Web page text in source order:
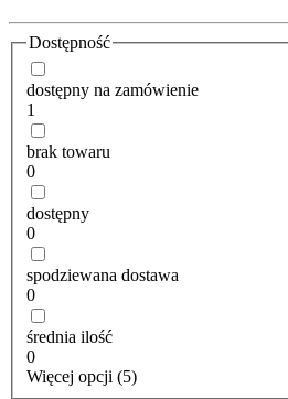
Dostępność
dostępny na zamówienie
1
brak towaru
0
dostępny
0
spodziewana dostawa
0
średnia ilość
0
Więcej opcji (5)